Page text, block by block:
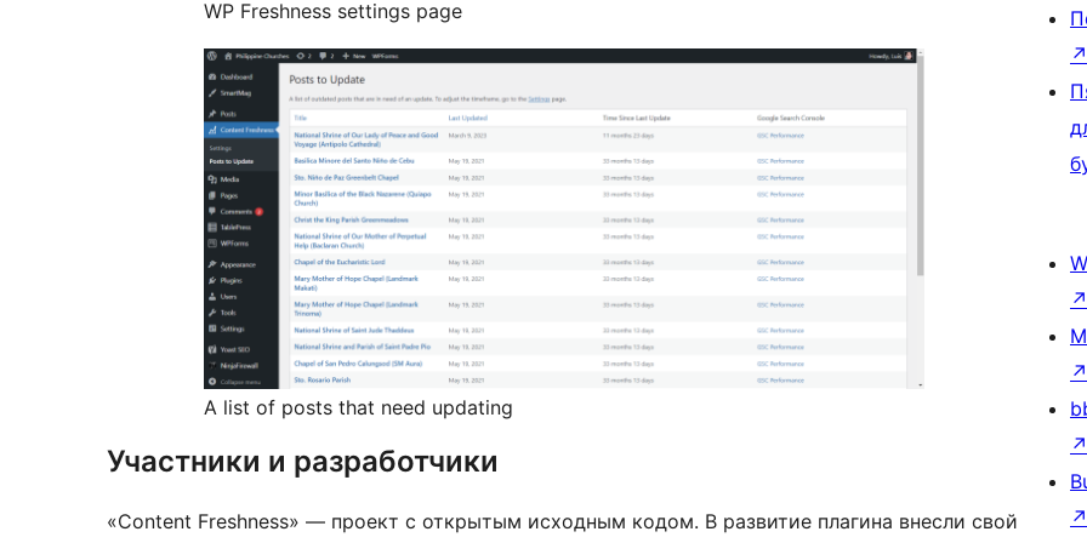
WP Freshness settings page
A list of posts that need updating
Участники и разработчики
«Content Freshness» — проект с открытым исходным кодом. В развитие плагина внесли свой
↗
↗
↗
↗
↗